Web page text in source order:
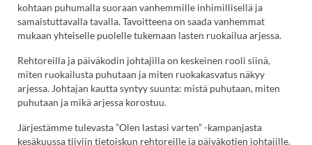
kohtaan puhumalla suoraan vanhemmille inhimillisellä ja
samaistuttavalla tavalla. Tavoitteena on saada vanhemmat
mukaan yhteiselle puolelle tukemaan lasten ruokailua arjessa.
Rehtoreilla ja päiväkodin johtajilla on keskeinen rooli siinä,
miten ruokailusta puhutaan ja miten ruokakasvatus näkyy
arjessa. Johtajan kautta syntyy suunta: mistä puhutaan, miten
puhutaan ja mikä arjessa korostuu.
Järjestämme tulevasta ”Olen lastasi varten” -kampanjasta
kesäkuussa tiiviin tietoiskun rehtoreille ja päiväkotien johtajille.